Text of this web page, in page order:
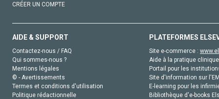
CRÉER UN COMPTE
AIDE & SUPPORT
Contactez-nous / FAQ
Qui sommes-nous ?
Mentions légales
© - Avertissements
Termes et conditions d'utilisation
Politique rédactionnelle
PLATEFORMES
Site e-commerce :
Aide à la pratique
Portail pour les
Site d'information sur
E-learning pour les
Bibliothèque d'e-books